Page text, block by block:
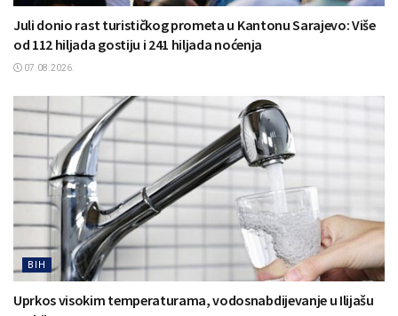
Juli donio rast turističkog prometa u Kantonu Sarajevo: Više
od 112 hiljada gostiju i 241 hiljada noćenja
07.08.2026.
BIH
Uprkos visokim temperaturama, vodosnabdijevanje u Ilijašu